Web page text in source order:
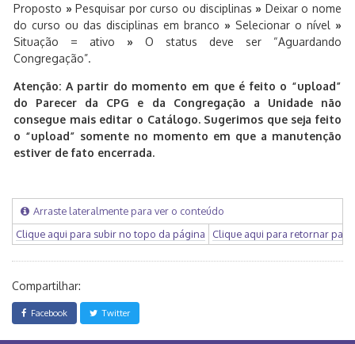
Proposto »Pesquisar por curso ou disciplinas » Deixar o nome
do curso ou das disciplinas em branco » Selecionar o nível »
Situação = ativo » O status deve ser “Aguardando
Congregação”.
Atenção: A partir do momento em que é feito o “upload”
do Parecer da CPG e da Congregação a Unidade não
consegue mais editar o Catálogo. Sugerimos que seja feito
o “upload” somente no momento em que a manutenção
estiver de fato encerrada.
Arraste lateralmente para ver o conteúdo
Clique aqui para subir no topo da página
Clique aqui para retornar
Compartilhar:
Facebook Twitter